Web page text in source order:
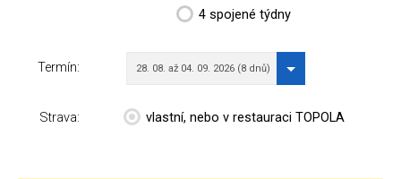
4 spojené týdny
Termín: 28. 08. až 04. 09. 2026 (8 dnů)
Strava: vlastní, nebo v restauraci TOPOLA